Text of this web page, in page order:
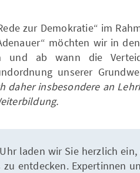
zur Demokratie“ im
möchten wir in
und ab wann die
unserer
daher insbesondere an
laden wir Sie herzlich
zu entdecken. Expertinnen